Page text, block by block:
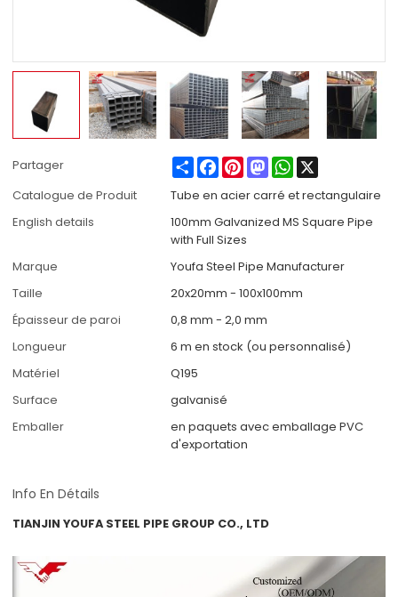
Partager ShareFacebook
PinterestMastodonWhatsApp
Catalogue de Produit
Tube en acier carré et rectangulaire
English details
100mm Galvanized MS Square Pipe
with Full Sizes
Marque
Youfa Steel Pipe Manufacturer
Taille
20x20mm - 100x100mm
Épaisseur de paroi
0,8 mm - 2,0 mm
Longueur
6 m en stock (ou personnalisé)
Matériel
Q195
Surface
galvanisé
Emballer
en paquets avec emballage PVC
d'exportation
Info En Détails
TIANJIN YOUFA STEEL PIPE GROUP CO., LTD